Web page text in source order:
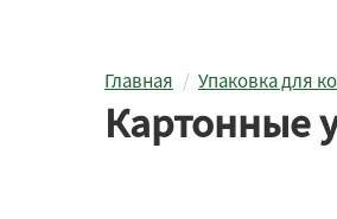
Главная Упаковка для
Картонные